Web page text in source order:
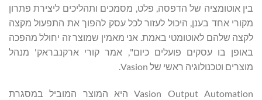
בין אוטומציה של הדפסה, פלט, מסמכים ותהליכים ליצירת פתרון
מקורי אחד בענן, היכול לעזור לכל עסק להפוך את התפעול מקצה
לקצה שלהם לאוטומטי באמת. אני מאמין שמוצר זה יחולל מהפכה
באופן בו עסקים פועלים כיום", אמר קורי ארקנבראק' מנהל
מוצרים וטכנולוגיה ראשי של Vasion.
Vasion Output Automation היא המוצר המוביל במסגרת